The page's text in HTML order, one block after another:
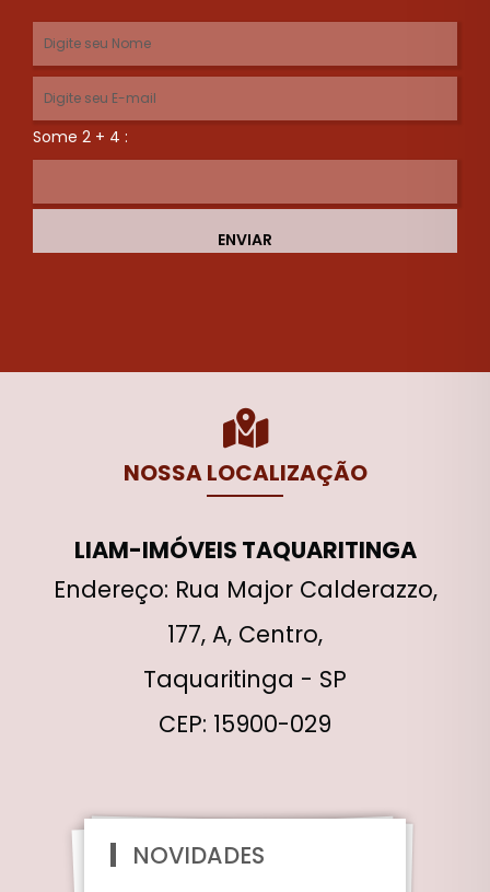
Some 2 + 4 :
ENVIAR
NOSSA LOCALIZAÇÃO
LIAM-IMÓVEIS TAQUARITINGA
Endereço: Rua Major Calderazzo,
177, A, Centro,
Taquaritinga - SP
CEP: 15900-029
NOVIDADES